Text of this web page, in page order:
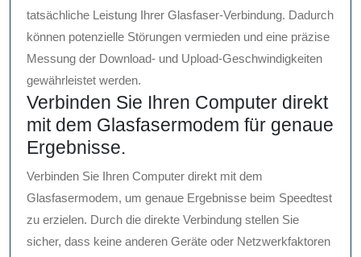
tatsächliche Leistung Ihrer Glasfaser-Verbindung. Dadurch
können potenzielle Störungen vermieden und eine präzise
Messung der Download- und Upload-Geschwindigkeiten
gewährleistet werden.
Verbinden Sie Ihren Computer direkt
mit dem Glasfasermodem für genaue
Ergebnisse.
Verbinden Sie Ihren Computer direkt mit dem
Glasfasermodem, um genaue Ergebnisse beim Speedtest
zu erzielen. Durch die direkte Verbindung stellen Sie
sicher, dass keine anderen Geräte oder Netzwerkfaktoren